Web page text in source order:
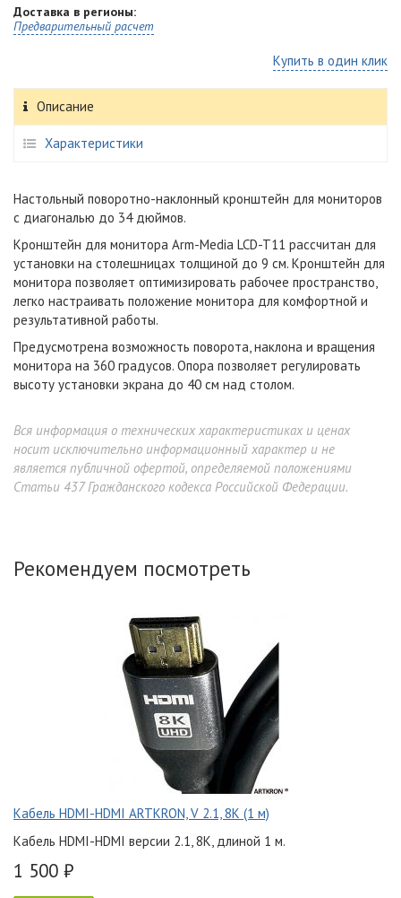
Доставка в регионы:
Предварительный расчет
Купить в один клик
Описание
Характеристики
Настольный поворотно-наклонный кронштейн для мониторов
с диагональю до 34 дюймов.
Кронштейн для монитора Arm-Media LCD-T11 рассчитан для
установки на столешницах толщиной до 9 см. Кронштейн для
монитора позволяет оптимизировать рабочее пространство,
легко настраивать положение монитора для комфортной и
результативной работы.
Предусмотрена возможность поворота, наклона и вращения
монитора на 360 градусов. Опора позволяет регулировать
высоту установки экрана до 40 см над столом.
Вся информация о технических характеристиках и ценах
носит исключительно информационный характер и не
является публичной офертой, определяемой положениями
Статьи 437 Гражданского кодекса Российской Федерации.
Рекомендуем посмотреть
Кабель HDMI-HDMI ARTKRON, V 2.1, 8K (1 м)
Кабель HDMI-HDMI версии 2.1, 8K, длиной 1 м.
1 500 ₽